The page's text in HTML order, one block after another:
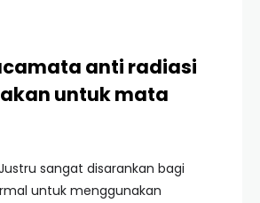
anti radiasi
untuk mata
sangat disarankan bagi
untuk menggunakan